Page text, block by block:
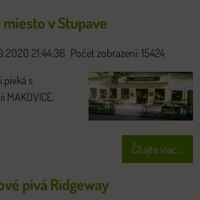
miesto v Stupave
21:44:36 Počet zobrazení: 15424
pivká s
Čítajte viac...
pivá Ridgeway